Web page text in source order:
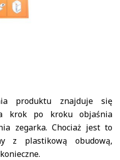
produktu znajduje się
krok po kroku objaśnia
zegarka. Chociaż jest to
z plastikową obudową,